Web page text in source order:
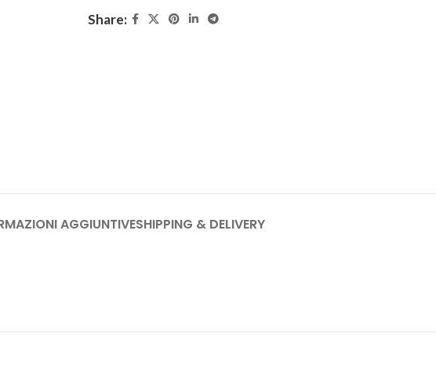
Share:
AGGIUNTIVESHIPPING & DELIVERY